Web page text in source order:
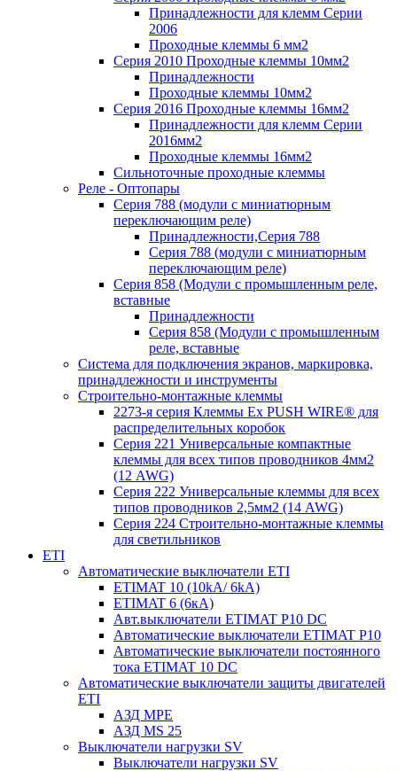
Принадлежности для клемм Серии
2006
Проходные клеммы 6 мм2
Серия 2010 Проходные клеммы 10мм2
Принадлежности
Проходные клеммы 10мм2
Серия 2016 Проходные клеммы 16мм2
Принадлежности для клемм Серии
2016мм2
Проходные клеммы 16мм2
Сильноточные проходные клеммы
Реле - Оптопары
Серия 788 (модули с миниатюрным
переключающим реле)
Принадлежности,Серия 788
Серия 788 (модули с миниатюрным
переключающим реле)
Серия 858 (Модули с промышленным реле,
вставные
Принадлежности
Серия 858 (Модули с промышленным
реле, вставные
Система для подключения экранов, маркировка,
принадлежности и инструменты
Строительно-монтажные клеммы
2273-я серия Клеммы Ex PUSH WIRE® для
распределительных коробок
Серия 221 Универсальные компактные
клеммы для всех типов проводников 4мм2
(12 AWG)
Серия 222 Универсальные клеммы для всех
типов проводников 2,5мм2 (14 AWG)
Серия 224 Строительно-монтажные клеммы
для светильников
ETI
Автоматические выключатели ETI
ETIMAT 10 (10kA/ 6kA)
ETIMAT 6 (6кА)
Авт.выключатели ETIMAT P10 DC
Автоматические выключатели ETIMAT P10
Автоматические выключатели постоянного
тока ETIMAT 10 DC
Автоматические выключатели защиты двигателей
ETI
АЗД MPE
АЗД MS 25
Выключатели нагрузки SV
Выключатели нагрузки SV